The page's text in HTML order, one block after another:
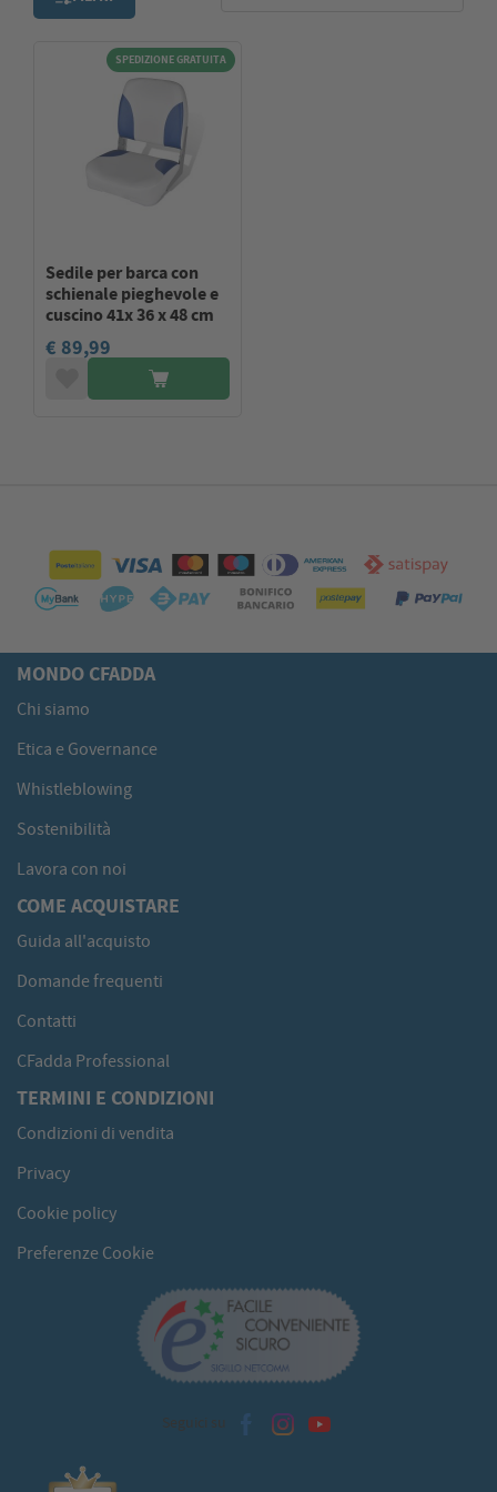
SPEDIZIONE GRATUITA
Sedile per barca con
schienale pieghevole e
cuscino 41x 36 x 48 cm
€ 89,99
MONDO CFADDA
Chi siamo
Etica e Governance
Whistleblowing
Sostenibilità
Lavora con noi
COME ACQUISTARE
Guida all'acquisto
Domande frequenti
Contatti
CFadda Professional
TERMINI E CONDIZIONI
Condizioni di vendita
Privacy
Cookie policy
Preferenze Cookie
Seguici su